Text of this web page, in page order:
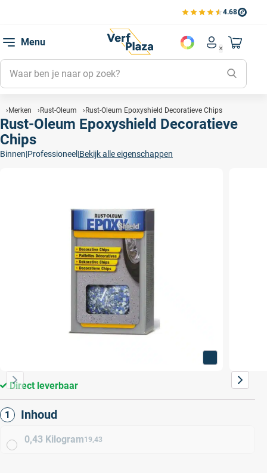
4.68
Bekijk de verfplaza
Menu
Account
Mijn
Mijn
Mijn
Naar
Merken Rust-Oleum Rust-Oleum Epoxyshield Decoratieve Chips
Rust-Oleum Epoxyshield Decoratieve
Chips
Binnen|Professioneel |Bekijk alle eigenschappen
Direct leverbaar
Inhoud
0,43 Kilogram19,43